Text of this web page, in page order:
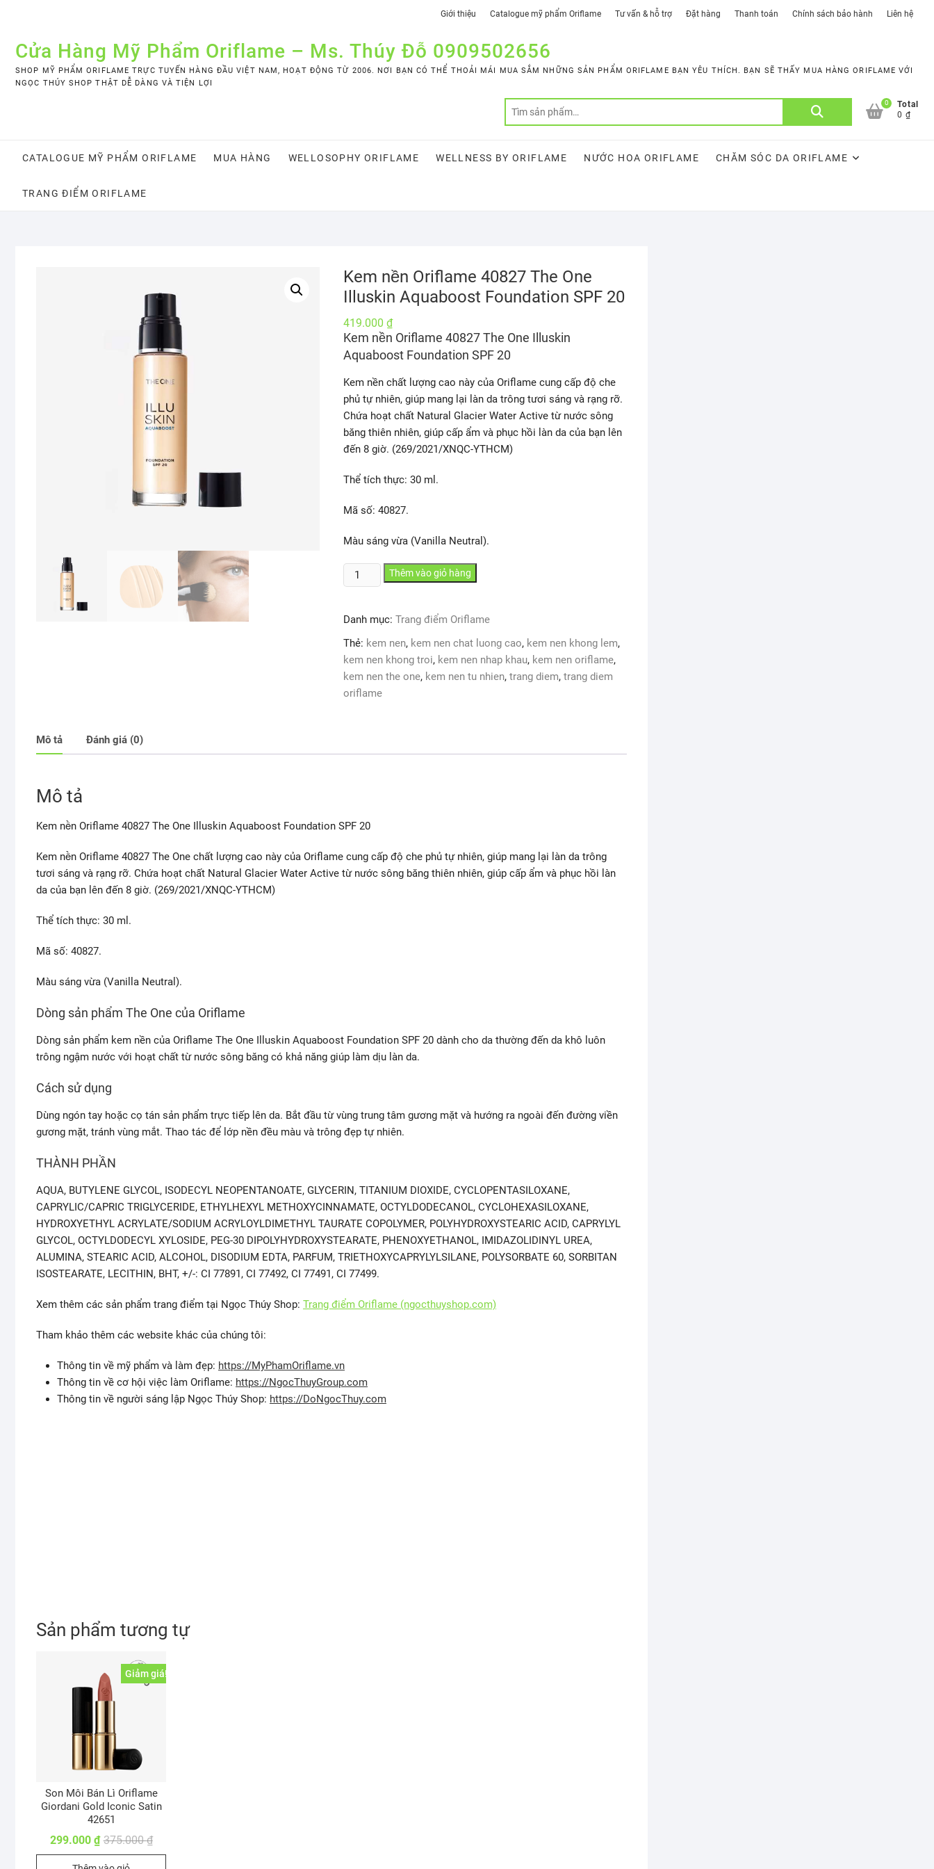
content
Giới thiệu Catalogue mỹ phẩm Oriflame Tư vấn & hỗ trợ Đặt hàng Thanh toán Chính sách bảo hành Liên hệ
Cửa Hàng Mỹ Phẩm Oriflame – Ms. Thúy Đỗ 0909502656
SHOP MỸ PHẨM ORIFLAME TRỰC TUYẾN HÀNG ĐẦU VIỆT NAM, HOẠT ĐỘNG TỪ 2006. NƠI BẠN CÓ THỂ THOẢI MÁI MUA SẮM NHỮNG SẢN PHẨM ORIFLAME BẠN YÊU THÍCH. BẠN SẼ THẤY MUA HÀNG ORIFLAME VỚI
NGỌC THÚY SHOP THẬT DỄ DÀNG VÀ TIỆN LỢI
0
Total
0 ₫
CATALOGUE MỸ PHẨM ORIFLAME MUA HÀNG WELLOSOPHY ORIFLAME WELLNESS BY ORIFLAME NƯỚC HOA ORIFLAME CHĂM SÓC DA ORIFLAME
TRANG ĐIỂM ORIFLAME
Kem nền Oriflame 40827 The One
Illuskin Aquaboost Foundation SPF 20
419.000 ₫
Kem nền Oriflame 40827 The One Illuskin
Aquaboost Foundation SPF 20
Kem nền chất lượng cao này của Oriflame cung cấp độ che
phủ tự nhiên, giúp mang lại làn da trông tươi sáng và rạng rỡ.
Chứa hoạt chất Natural Glacier Water Active từ nước sông
băng thiên nhiên, giúp cấp ẩm và phục hồi làn da của bạn lên
đến 8 giờ. (269/2021/XNQC-YTHCM)
Thể tích thực: 30 ml.
Mã số: 40827.
Màu sáng vừa (Vanilla Neutral).
Kem
nền
40827
The
One
Illuskin
Aquaboost
số
Thêm vào giỏ hàng
Danh mục: Trang điểm Oriflame
Thẻ: kem nen, kem nen chat luong cao, kem nen khong lem,
kem nen khong troi, kem nen nhap khau, kem nen oriflame,
kem nen the one, kem nen tu nhien, trang diem, trang diem
oriflame
Mô tả Đánh giá (0)
Mô tả
Kem nền Oriflame 40827 The One Illuskin Aquaboost Foundation SPF 20
Kem nền Oriflame 40827 The One chất lượng cao này của Oriflame cung cấp độ che phủ tự nhiên, giúp mang lại làn da trông
tươi sáng và rạng rỡ. Chứa hoạt chất Natural Glacier Water Active từ nước sông băng thiên nhiên, giúp cấp ẩm và phục hồi làn
da của bạn lên đến 8 giờ. (269/2021/XNQC-YTHCM)
Thể tích thực: 30 ml.
Mã số: 40827.
Màu sáng vừa (Vanilla Neutral).
Dòng sản phẩm The One của Oriflame
Dòng sản phẩm kem nền của Oriflame The One Illuskin Aquaboost Foundation SPF 20 dành cho da thường đến da khô luôn
trông ngậm nước với hoạt chất từ nước sông băng có khả năng giúp làm dịu làn da.
Cách sử dụng
Dùng ngón tay hoặc cọ tán sản phẩm trực tiếp lên da. Bắt đầu từ vùng trung tâm gương mặt và hướng ra ngoài đến đường viền
gương mặt, tránh vùng mắt. Thao tác để lớp nền đều màu và trông đẹp tự nhiên.
THÀNH PHẦN
AQUA, BUTYLENE GLYCOL, ISODECYL NEOPENTANOATE, GLYCERIN, TITANIUM DIOXIDE, CYCLOPENTASILOXANE,
CAPRYLIC/CAPRIC TRIGLYCERIDE, ETHYLHEXYL METHOXYCINNAMATE, OCTYLDODECANOL, CYCLOHEXASILOXANE,
HYDROXYETHYL ACRYLATE/SODIUM ACRYLOYLDIMETHYL TAURATE COPOLYMER, POLYHYDROXYSTEARIC ACID, CAPRYLYL
GLYCOL, OCTYLDODECYL XYLOSIDE, PEG-30 DIPOLYHYDROXYSTEARATE, PHENOXYETHANOL, IMIDAZOLIDINYL UREA,
ALUMINA, STEARIC ACID, ALCOHOL, DISODIUM EDTA, PARFUM, TRIETHOXYCAPRYLYLSILANE, POLYSORBATE 60, SORBITAN
ISOSTEARATE, LECITHIN, BHT, +/-: CI 77891, CI 77492, CI 77491, CI 77499.
Xem thêm các sản phẩm trang điểm tại Ngọc Thúy Shop: Trang điểm Oriflame (ngocthuyshop.com)
Tham khảo thêm các website khác của chúng tôi:
Thông tin về mỹ phẩm và làm đẹp: https://MyPhamOriflame.vn
Thông tin về cơ hội việc làm Oriflame: https://NgocThuyGroup.com
Thông tin về người sáng lập Ngọc Thúy Shop: https://DoNgocThuy.com
Sản phẩm tương tự
Giảm giá!
Son Môi Bán Lì Oriflame
Giordani Gold Iconic Satin
42651
375.000₫Giá
gốc
299.000 ₫
Giá
hiện